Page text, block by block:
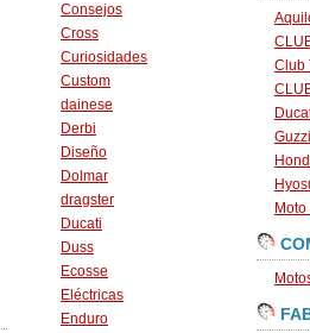
Consejos
Cross
Curiosidades
Custom
dainese
Derbi
Diseño
Dolmar
dragster
Ducati
Duss
Ecosse
Eléctricas
Enduro
Club